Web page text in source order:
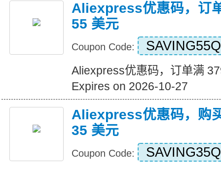
Aliexpress优惠码，订
55 美元
Coupon Code: SAVING55Q
Aliexpress优惠码，订单满
Expires on 2026-10-27
Aliexpress优惠码，购
35 美元
Coupon Code: SAVING35Q